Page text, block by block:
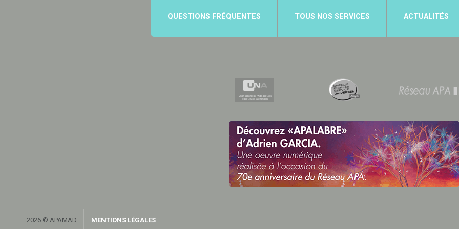
QUESTIONS FRÉQUENTES TOUS NOS SERVICES ACTUALITÉS
2026 © APAMAD MENTIONS LÉGALES